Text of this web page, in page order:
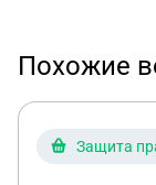
Похожие
Защита